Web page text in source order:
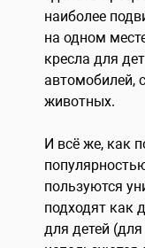
наиболее
на одном
кресла для
автомобилей,
животных.
И всё же, как
пользуются
подходят как
для детей